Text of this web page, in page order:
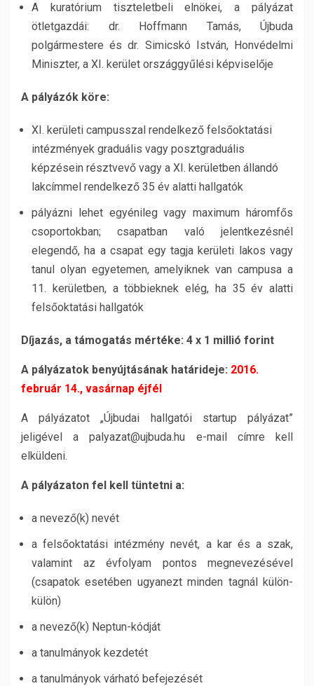
A kuratórium tiszteletbeli elnökei, a pályázat
ötletgazdái: dr. Hoffmann Tamás, Újbuda
polgármestere és dr. Simicskó István, Honvédelmi
Miniszter, a XI. kerület országgyűlési képviselője
A pályázók köre:
XI. kerületi campusszal rendelkező felsőoktatási
intézmények graduális vagy posztgraduális
képzésein résztvevő vagy a XI. kerületben állandó
lakcímmel rendelkező 35 év alatti hallgatók
pályázni lehet egyénileg vagy maximum háromfős
csoportokban; csapatban való jelentkezésnél
elegendő, ha a csapat egy tagja kerületi lakos vagy
tanul olyan egyetemen, amelyiknek van campusa a
11. kerületben, a többieknek elég, ha 35 év alatti
felsőoktatási hallgatók
Díjazás, a támogatás mértéke: 4 x 1 millió forint
A pályázatok benyújtásának határideje: 2016.
február 14., vasárnap éjfél
A pályázatot „Újbudai hallgatói startup pályázat”
jeligével a palyazat@ujbuda.hu e-mail címre kell
elküldeni.
A pályázaton fel kell tüntetni a:
a nevező(k) nevét
a felsőoktatási intézmény nevét, a kar és a szak,
valamint az évfolyam pontos megnevezésével
(csapatok esetében ugyanezt minden tagnál külön-
külön)
a nevező(k) Neptun-kódját
a tanulmányok kezdetét
a tanulmányok várható befejezését